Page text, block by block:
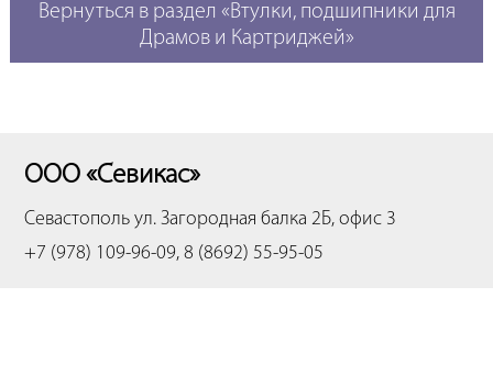
Вернуться в раздел «Втулки, подшипники для
Драмов и Картриджей»
ООО «Севикас»
Севастополь ул. Загородная балка 2Б, офис 3
+7 (978) 109-96-09, 8 (8692) 55-95-05